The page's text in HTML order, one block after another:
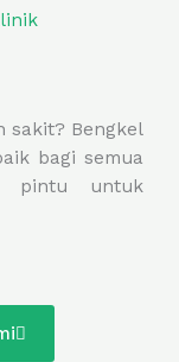
sakit? Bengkel
bagi semua
pintu untuk